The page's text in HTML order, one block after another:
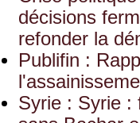
décisions
refonder la
Publifin :
Syrie : Syrie :